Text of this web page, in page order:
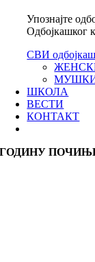
Упознајте
Одбојкашког
СВИ
ШКОЛА
ВЕСТИ
КОНТАКТ
ГОДИНУ